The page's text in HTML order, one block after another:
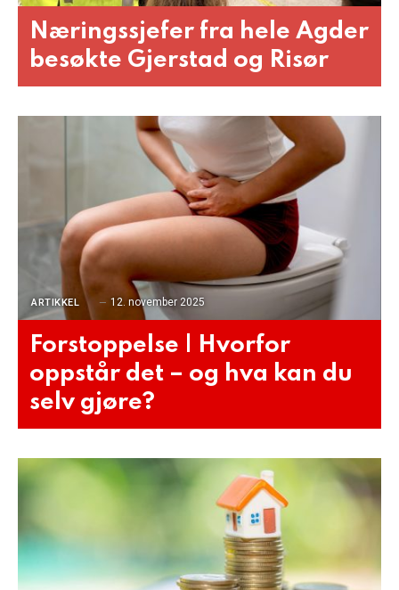
Næringssjefer fra hele Agder
besøkte Gjerstad og Risør
ARTIKKEL 12. november 2025
Forstoppelse | Hvorfor
oppstår det – og hva kan du
selv gjøre?